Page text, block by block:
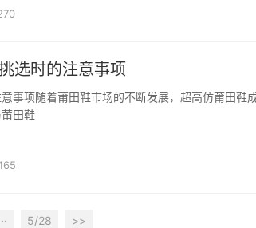
选时的注意事项
事项随着莆田鞋市场的不断发展，超高仿莆田鞋
田鞋
5/28 >>